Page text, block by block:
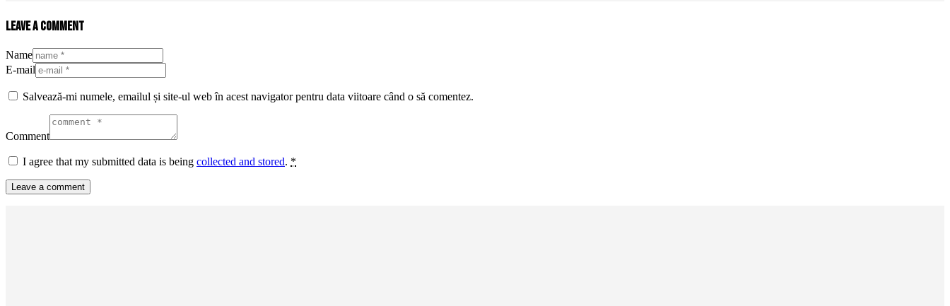
Leave a comment
Name
E-mail
Salvează-mi numele, emailul și site-ul web în acest navigator pentru data viitoare când o să comentez.
Comment
I agree that my submitted data is being collected and stored. *